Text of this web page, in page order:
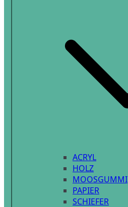
ACRYL
HOLZ
MOOSGUMMI
PAPIER
SCHIEFER